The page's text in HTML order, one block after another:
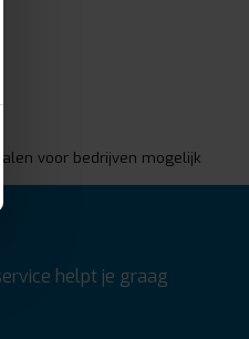
voor bedrijven mogelijk
helpt je graag